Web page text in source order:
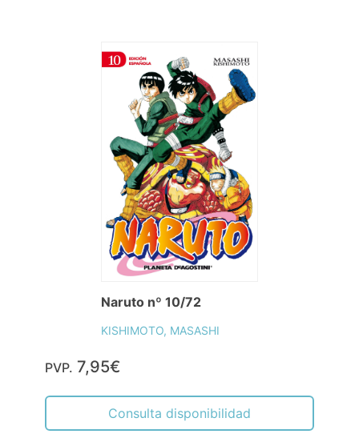
Naruto nº 10/72
KISHIMOTO, MASASHI
PVP. 7,95€
Consulta disponibilidad